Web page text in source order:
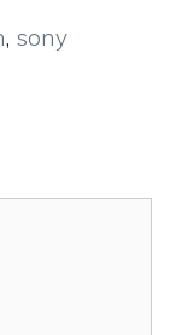
, sony